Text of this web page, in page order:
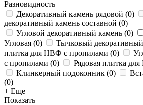
Разновидность
Декоративный камень рядовой (0)
декоративный камень составной (0)
Угловой декоративный камень (0)
Угловая (0) Тычковый
плитка для НВФ с пропилами (0)
с пропилами (0) Рядовая плитка
Клинкерный подоконник (0)
(0)
+ Еще
Показать